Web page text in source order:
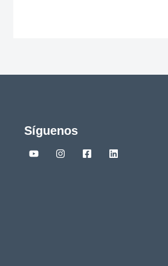
Síguenos